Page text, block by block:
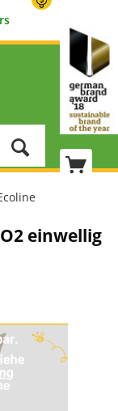
einwellig